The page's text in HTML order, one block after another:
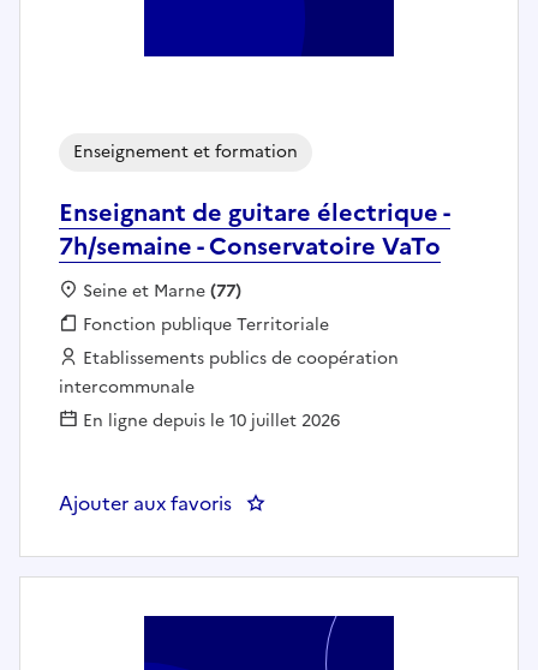
Enseignant de guitare électrique -
7h/semaine - Conservatoire VaTo
Enseignement et formation
Localisation :
Seine et Marne(77)
Fonction publique :
Fonction publique Territoriale
Employeur :
Etablissements publics de coopération
intercommunale
En ligne depuis le 10 juillet 2026
Ajouter aux favoris : Enseignant de guitare